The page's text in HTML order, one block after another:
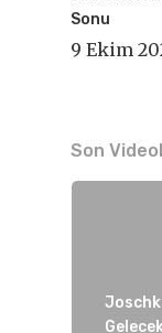
Sonu
9 Ekim
Son